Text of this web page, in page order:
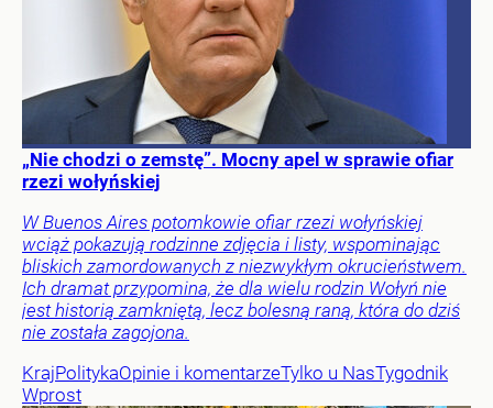
„Nie chodzi o zemstę”. Mocny apel w sprawie ofiar
rzezi wołyńskiej
W Buenos Aires potomkowie ofiar rzezi wołyńskiej
wciąż pokazują rodzinne zdjęcia i listy, wspominając
bliskich zamordowanych z niezwykłym okrucieństwem.
Ich dramat przypomina, że dla wielu rodzin Wołyń nie
jest historią zamkniętą, lecz bolesną raną, która do dziś
nie została zagojona.
KrajPolitykaOpinie i komentarzeTylko u NasTygodnik
Wprost